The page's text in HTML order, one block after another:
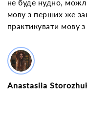
не буде нудно,
мову з перших же
практикувати мову з
Anastasiia